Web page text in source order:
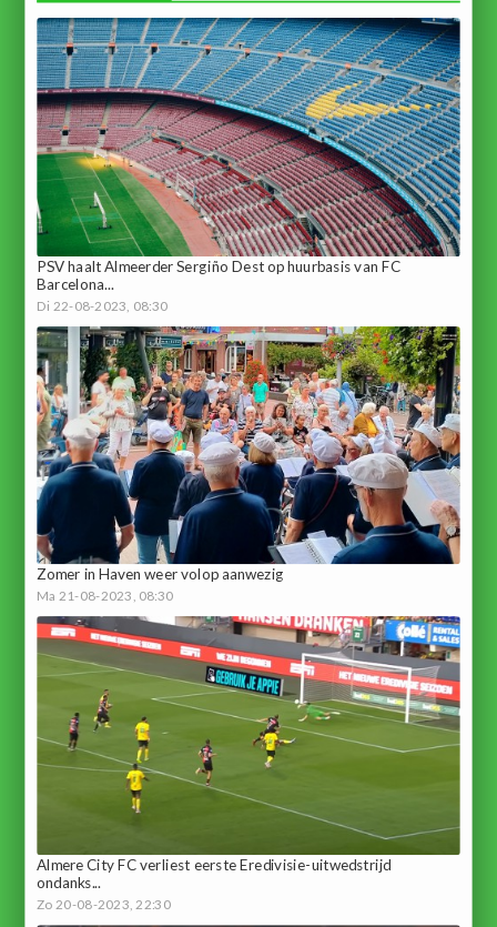
PSV haalt Almeerder Sergiño Dest op huurbasis van FC
Barcelona...
Di 22-08-2023, 08:30
Zomer in Haven weer volop aanwezig
Ma 21-08-2023, 08:30
Almere City FC verliest eerste Eredivisie-uitwedstrijd
ondanks...
Zo 20-08-2023, 22:30